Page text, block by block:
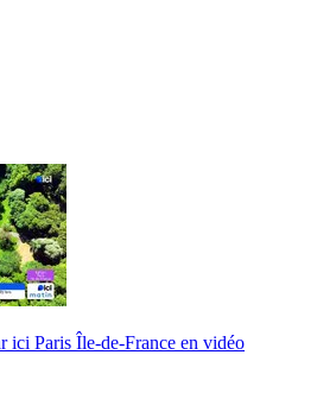
ici Paris Île-de-France en vidéo